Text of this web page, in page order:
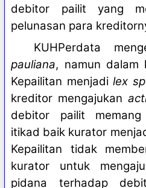
debitor pailit yang
pelunasan para
KUHPerdata
pauliana, namun dalam
Kepailitan menjadilex
kreditor mengajukan
debitor pailit
itikad baik kurator
Kepailitan tidak
kurator untuk
pidana terhadap